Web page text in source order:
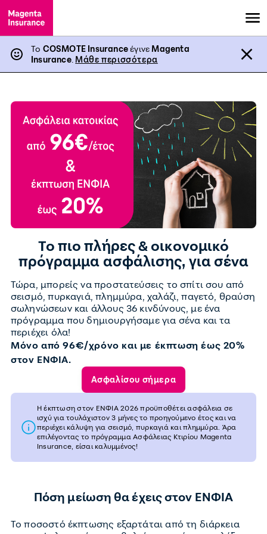
Το COSMOTE InsuranceέγινεMagenta
Insurance. Μάθε περισσότερα
Το πιο πλήρες & οικονομικό
πρόγραμμα ασφάλισης, για σένα
Τώρα, μπορείς να προστατεύσεις το σπίτι σου από
σεισμό, πυρκαγιά, πλημμύρα, χαλάζι, παγετό, θραύση
σωληνώσεων και άλλους 36 κινδύνους, με ένα
πρόγραμμα που δημιουργήσαμε για σένα και τα
περιέχει όλα!
Μόνο από 96€/χρόνο και με έκπτωση έως 20%
στον ΕΝΦΙΑ.
Ασφαλίσου σήμερα
Η έκπτωση στον ΕΝΦΙΑ 2026 προϋποθέτει ασφάλεια σε
ισχύ για τουλάχιστον 3 μήνες το προηγούμενο έτος και να
περιέχει κάλυψη για σεισμό, πυρκαγιά και πλημμύρα. Άρα
επιλέγοντας το πρόγραμμα Ασφάλειας Κτιρίου Magenta
Ιnsurance, είσαι καλυμμένος!
Πόση μείωση θα έχεις στον ΕΝΦΙΑ
Το ποσοστό έκπτωσης εξαρτάται από τη διάρκεια